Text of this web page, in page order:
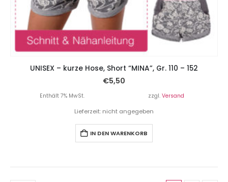
UNISEX – kurze Hose, Short “MINA”, Gr. 110 – 152
€5,50
Enthält 7% MwSt. zzgl. Versand
Lieferzeit: nicht angegeben
IN DEN WARENKORB